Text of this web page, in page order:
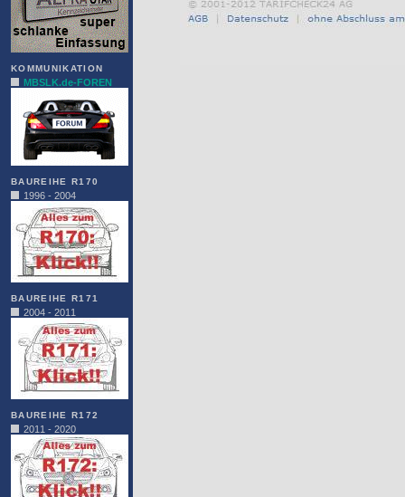
KOMMUNIKATION
MBSLK.de-FOREN
BAUREIHE R170
1996 - 2004
BAUREIHE R171
2004 - 2011
BAUREIHE R172
2011 - 2020